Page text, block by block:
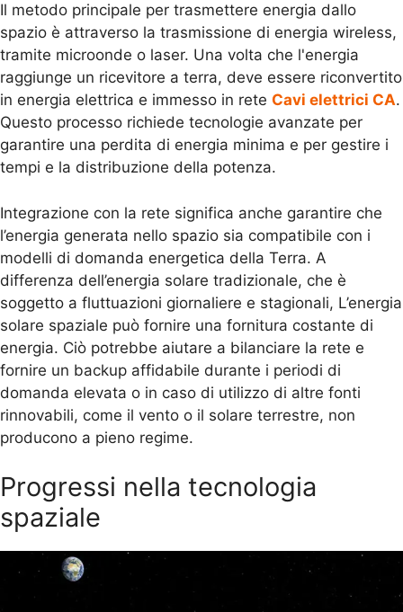
Il metodo principale per trasmettere energia dallo
spazio è attraverso la trasmissione di energia wireless,
tramite microonde o laser. Una volta che l'energia
raggiunge un ricevitore a terra, deve essere riconvertito
in energia elettrica e immesso in rete Cavi elettrici CA.
Questo processo richiede tecnologie avanzate per
garantire una perdita di energia minima e per gestire i
tempi e la distribuzione della potenza.
Integrazione con la rete significa anche garantire che
l’energia generata nello spazio sia compatibile con i
modelli di domanda energetica della Terra. A
differenza dell’energia solare tradizionale, che è
soggetto a fluttuazioni giornaliere e stagionali, L’energia
solare spaziale può fornire una fornitura costante di
energia. Ciò potrebbe aiutare a bilanciare la rete e
fornire un backup affidabile durante i periodi di
domanda elevata o in caso di utilizzo di altre fonti
rinnovabili, come il vento o il solare terrestre, non
producono a pieno regime.
Progressi nella tecnologia
spaziale